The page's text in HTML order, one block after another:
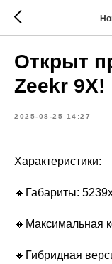
Открыт
Zeekr 9X!
2025-08-25 14:27
Характеристики:
🔸Габариты:
🔸Максимальная
🔸Гибридная